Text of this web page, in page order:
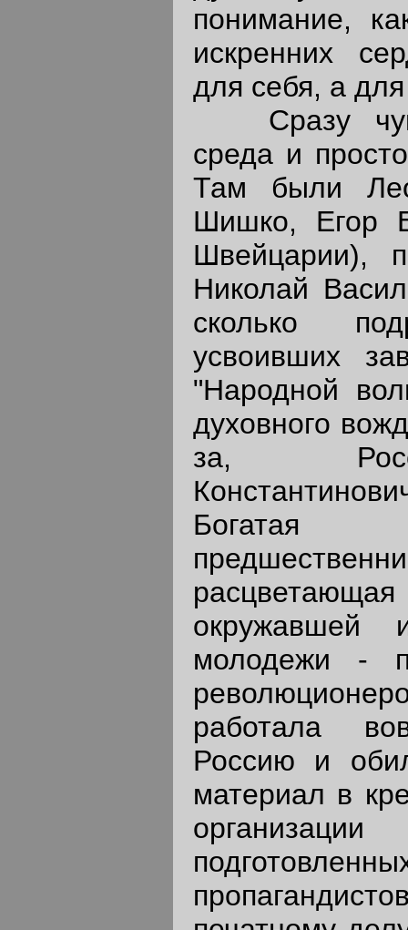
понимание,
искренних
для себя, а
Сразу
среда и
Там были
Шишко, Егор
Швейцарии),
Николай
сколько
усвоивших
"Народной
духовного
за,
Богатая
окружавшей
молодежи -
работала
Россию и
материал в